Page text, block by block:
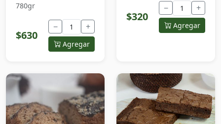
780gr
$630
− +
Agregar
$320
− +
Agregar